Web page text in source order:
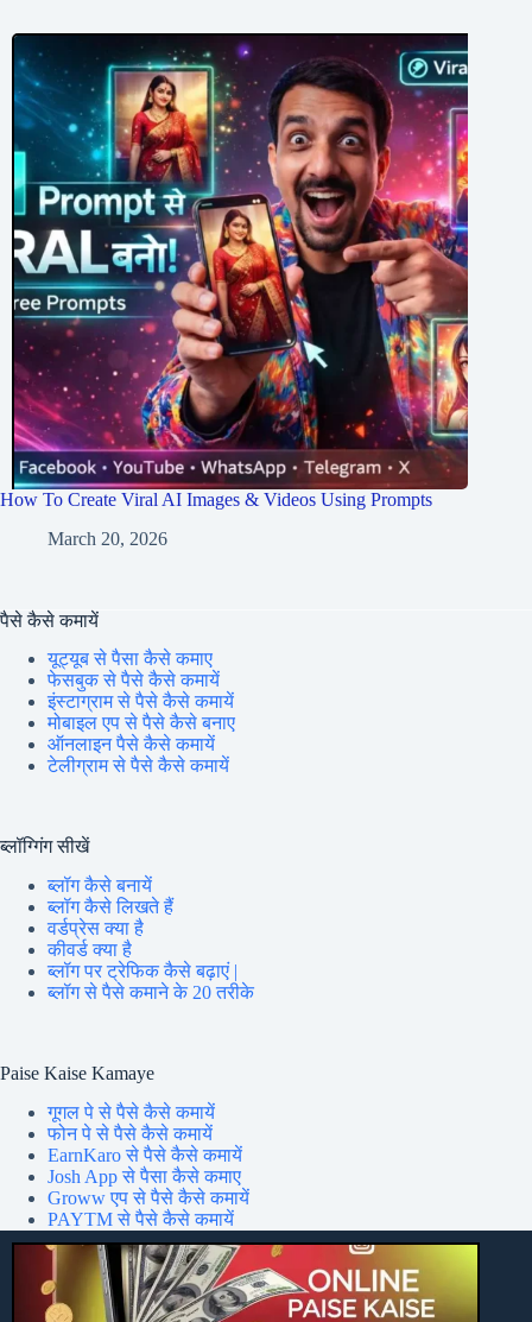
How To Create Viral AI Images & Videos Using Prompts
March 20, 2026
पैसे कैसे कमायें
यूट्यूब से पैसा कैसे कमाए
फेसबुक से पैसे कैसे कमायें
इंस्टाग्राम से पैसे कैसे कमायें
मोबाइल एप से पैसे कैसे बनाए
ऑनलाइन पैसे कैसे कमायें
टेलीग्राम से पैसे कैसे कमायें
ब्लॉग्गिंग सीखें
ब्लॉग कैसे बनायें
ब्लॉग कैसे लिखते हैं
वर्डप्रेस क्या है
कीवर्ड क्या है
ब्लॉग पर ट्रेफिक कैसे बढ़ाएं |
ब्लॉग से पैसे कमाने के 20 तरीके
Paise Kaise Kamaye
गूगल पे से पैसे कैसे कमायें
फोन पे से पैसे कैसे कमायें
EarnKaro से पैसे कैसे कमायें
Josh App से पैसा कैसे कमाए
Groww एप से पैसे कैसे कमायें
PAYTM से पैसे कैसे कमायें